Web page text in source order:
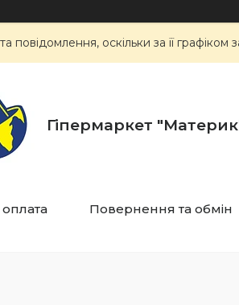
оскільки за її
Гіпермаркет
Повернення та обмін